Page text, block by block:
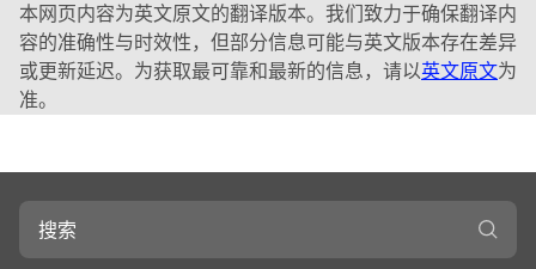
本网页内容为英文原文的翻译版本。我们致力于确保翻译内
容的准确性与时效性，但部分信息可能与英文版本存在差异
或更新延迟。为获取最可靠和最新的信息，请以英文原文为
准。
搜